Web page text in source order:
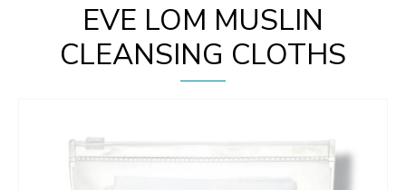
EVE LOM MUSLIN
CLEANSING CLOTHS